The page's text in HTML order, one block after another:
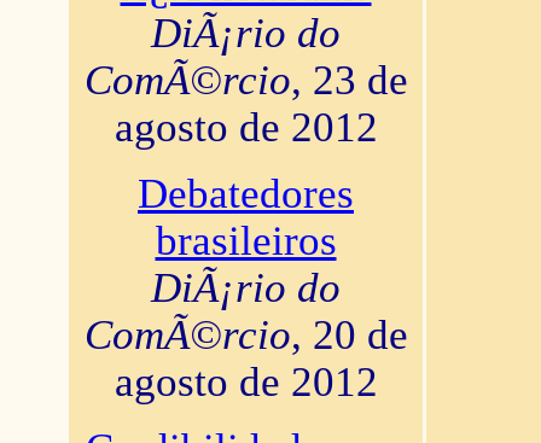
DiÃ¡rio do
ComÃ©rcio, 23 de
agosto de 2012
Debatedores
brasileiros
DiÃ¡rio do
ComÃ©rcio, 20 de
agosto de 2012